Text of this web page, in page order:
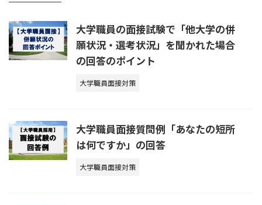
大学職員の面接試験で「他大学の併
願状況・選考状況」を聞かれた場合
の回答のポイント
大学職員面接対策
大学職員面接質問例「あなたの短所
は何ですか」の回答
大学職員面接対策